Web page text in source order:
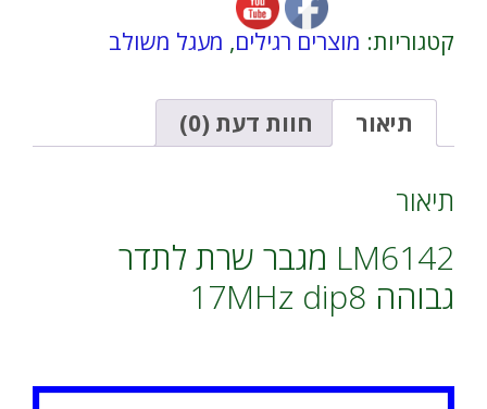
שרת
לתדר
17MHz
dip8
r
n
t
i
v
קטגוריות: מוצרים רגילים, מעגל משולב
תיאור חוות דעת (0)
תיאור
LM6142 מגבר שרת לתדר
גבוהה 17MHz dip8